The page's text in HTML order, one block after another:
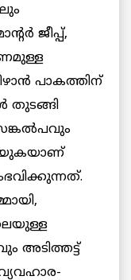
ജീപ്പ്,
പാകത്തിന്
തുടങ്ങി
അടിത്തട്ട്